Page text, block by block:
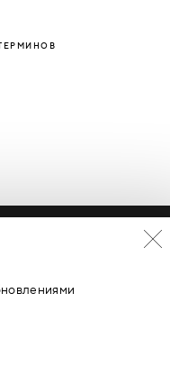
2026Материалы сайта
Запрещается
использование
АВТОРСКОМ ПРАВЕ И
июля 1995 г., 20 июля